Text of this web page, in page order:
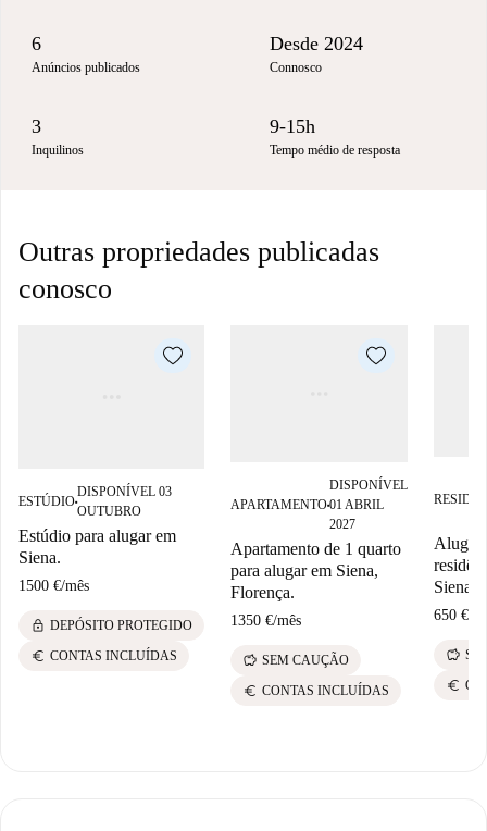
6
Anúncios publicados
Desde 2024
Connosco
3
Inquilinos
9-15h
Tempo médio de resposta
Outras propriedades publicadas
conosco
ESTÚDIO■
DISPONÍVEL 03
OUTUBRO
Estúdio para alugar em
Siena.
1500 €/mês
lock DEPÓSITO PROTEGIDO
euro CONTAS INCLUÍDAS
APARTAMENTO■
DISPONÍVEL
01 ABRIL
2027
Apartamento de 1 quarto
para alugar em Siena,
Florença.
1350 €/mês
savings SEM CAUÇÃO
euro CONTAS INCLUÍDAS
Aluga-
Siena
650 €
savings
euro